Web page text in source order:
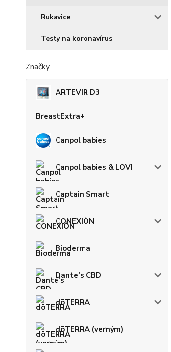
Rukavice
Testy na koronavírus
Značky
ARTEVIR D3
BreastExtra+
Canpol babies
Canpol babies & LOVI
Captain Smart
CONEXIÓN
Bioderma
Dante’s CBD
dōTERRA
dōTERRA (verným)